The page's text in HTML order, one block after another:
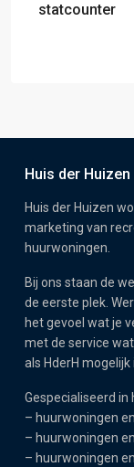
statcounter
Huis der Huizen
Huis der Huizen
marketing van
huurwoningen.
Bij ons staan de
de eerste plek.
het gevoel wat je
met de service
als HderH mogelijk
Gespecialiseerd
– huurwoningen
– huurwoningen
– huurwoningen